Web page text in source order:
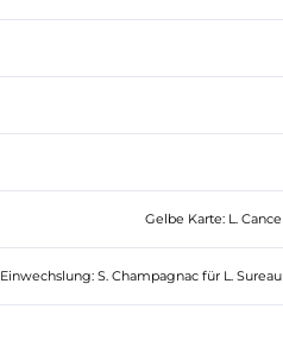
Gelbe Karte: L. Cance
Einwechslung: S. Champagnac für L. Sureau